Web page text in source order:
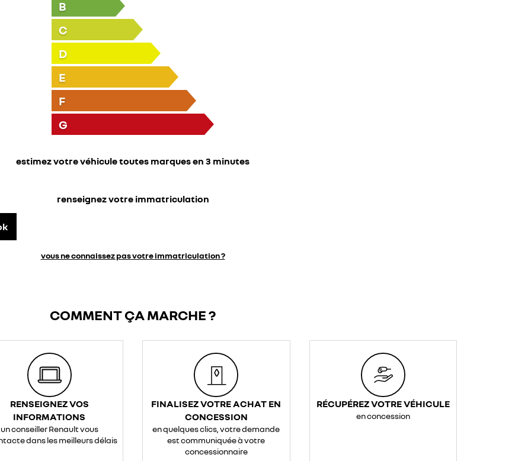
B
C
D
E
F
G
estimez votre véhicule toutes marques en 3 minutes
renseignez votre immatriculation
vous ne connaissez pas votre immatriculation ?
COMMENT ÇA MARCHE ?
RENSEIGNEZ VOS
INFORMATIONS
un conseiller Renault vous
dans les meilleurs délais
FINALISEZ VOTRE ACHAT EN
CONCESSION
en quelques clics, votre demande
est communiquée à votre
concessionnaire
RÉCUPÉREZ VOTRE VÉHICULE
en concession